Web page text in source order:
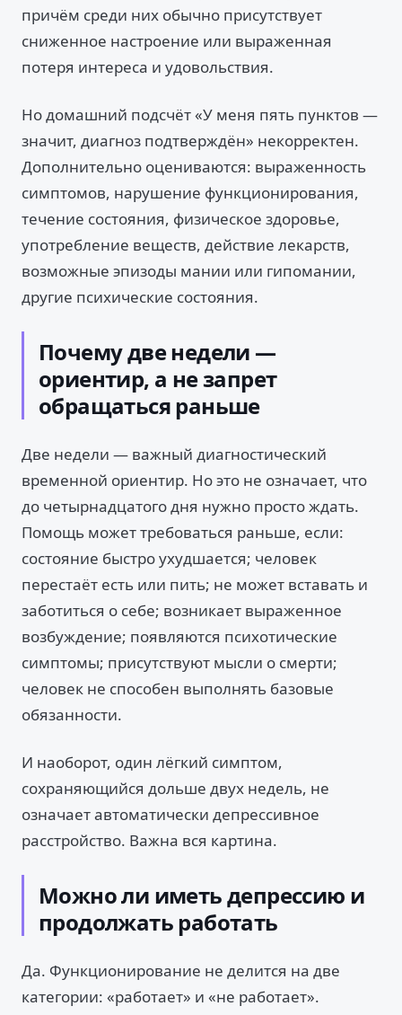
причём среди них обычно присутствует
сниженное настроение или выраженная
потеря интереса и удовольствия.
Но домашний подсчёт «У меня пять пунктов —
значит, диагноз подтверждён» некорректен.
Дополнительно оцениваются: выраженность
симптомов, нарушение функционирования,
течение состояния, физическое здоровье,
употребление веществ, действие лекарств,
возможные эпизоды мании или гипомании,
другие психические состояния.
Почему две недели —
ориентир, а не запрет
обращаться раньше
Две недели — важный диагностический
временной ориентир. Но это не означает, что
до четырнадцатого дня нужно просто ждать.
Помощь может требоваться раньше, если:
состояние быстро ухудшается; человек
перестаёт есть или пить; не может вставать и
заботиться о себе; возникает выраженное
возбуждение; появляются психотические
симптомы; присутствуют мысли о смерти;
человек не способен выполнять базовые
обязанности.
И наоборот, один лёгкий симптом,
сохраняющийся дольше двух недель, не
означает автоматически депрессивное
расстройство. Важна вся картина.
Можно ли иметь депрессию и
продолжать работать
Да. Функционирование не делится на две
категории: «работает» и «не работает».